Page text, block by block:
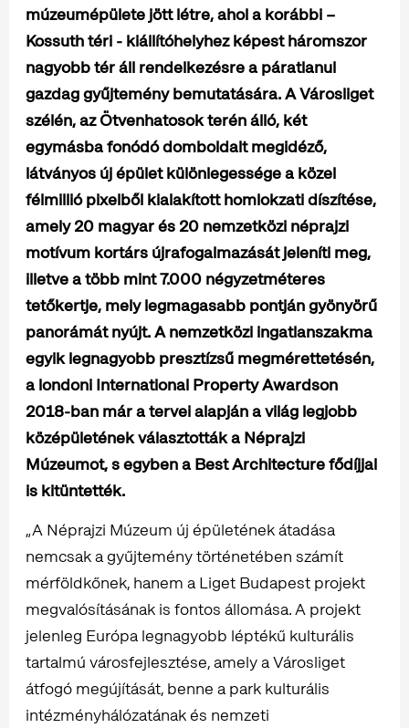
múzeumépülete jött létre, ahol a korábbi –
Kossuth téri - kiállítóhelyhez képest háromszor
nagyobb tér áll rendelkezésre a páratlanul
gazdag gyűjtemény bemutatására. A Városliget
szélén, az Ötvenhatosok terén álló, két
egymásba fonódó domboldalt megidéző,
látványos új épület különlegessége a közel
félmillió pixelből kialakított homlokzati díszítése,
amely 20 magyar és 20 nemzetközi néprajzi
motívum kortárs újrafogalmazását jeleníti meg,
illetve a több mint 7.000 négyzetméteres
tetőkertje, mely legmagasabb pontján gyönyörű
panorámát nyújt. A nemzetközi ingatlanszakma
egyik legnagyobb presztízsű megmérettetésén,
a londoni International Property Awardson
2018-ban már a tervei alapján a világ legjobb
középületének választották a Néprajzi
Múzeumot, s egyben a Best Architecture fődíjjal
is kitüntették.
„A Néprajzi Múzeum új épületének átadása
nemcsak a gyűjtemény történetében számít
mérföldkőnek, hanem a Liget Budapest projekt
megvalósításának is fontos állomása. A projekt
jelenleg Európa legnagyobb léptékű kulturális
tartalmú városfejlesztése, amely a Városliget
átfogó megújítását, benne a park kulturális
intézményhálózatának és nemzeti